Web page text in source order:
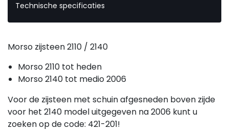
Technische specificaties
Morso zijsteen 2110 / 2140
Morso 2110 tot heden
Morso 2140 tot medio 2006
Voor de zijsteen met schuin afgesneden boven zijde
voor het 2140 model uitgegeven na 2006 kunt u
zoeken op de code: 421-201!